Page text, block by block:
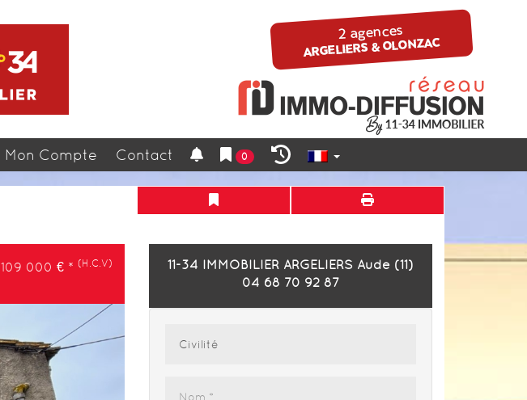
Mon Compte Contact 0
109 000 € * (H.C.V)
Next
11-34 IMMOBILIER ARGELIERS Aude (11)
04 68 70 92 87